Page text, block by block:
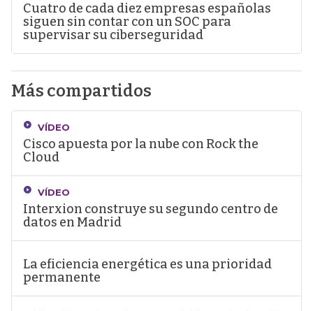
Cuatro de cada diez empresas españolas
siguen sin contar con un SOC para
supervisar su ciberseguridad
Más compartidos
VÍDEO
Cisco apuesta por la nube con Rock the
Cloud
VÍDEO
Interxion construye su segundo centro de
datos en Madrid
La eficiencia energética es una prioridad
permanente